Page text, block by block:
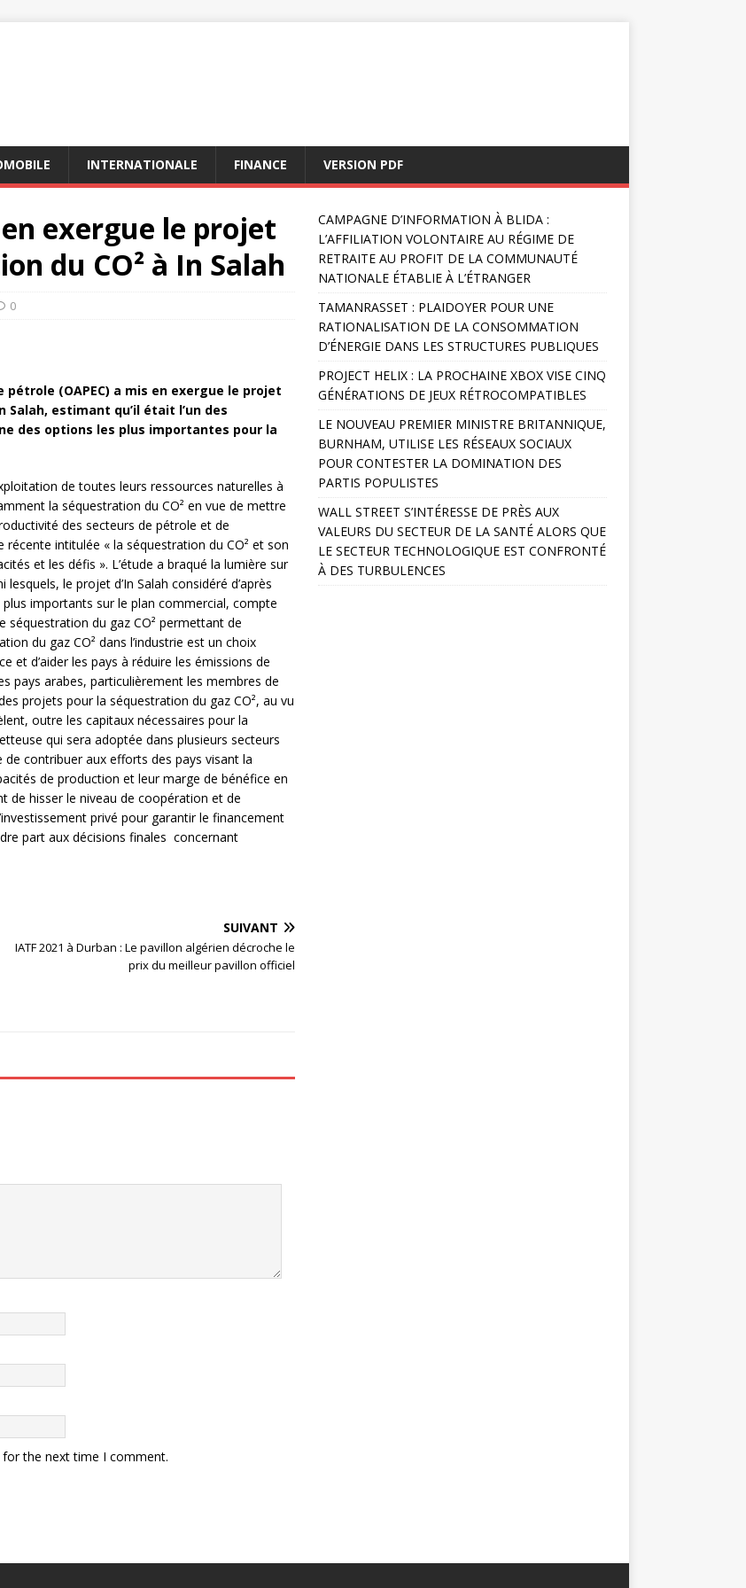
INTERNATIONALE FINANCE VERSION PDF
en exergue le projet
du CO² à In Salah
0
(OAPEC) a mis en exergue le projet
Salah, estimant qu’il était l’un des
des options les plus importantes pour la
de toutes leurs ressources naturelles à
la séquestration du CO² en vue de mettre
des secteurs de pétrole et de
récente intitulée « la séquestration du CO² et son
et les défis ». L’étude a braqué la lumière sur
le projet d’In Salah considéré d’après
plus importants sur le plan commercial, compte
du gaz CO² permettant de
du gaz CO² dans l’industrie est un choix
d’aider les pays à réduire les émissions de
pays arabes, particulièrement les membres de
projets pour la séquestration du gaz CO², au vu
outre les capitaux nécessaires pour la
qui sera adoptée dans plusieurs secteurs
contribuer aux efforts des pays visant la
de production et leur marge de bénéfice en
de hisser le niveau de coopération et de
privé pour garantir le financement
part aux décisions finales concernant
SUIVANT
IATF 2021 à Durban : Le pavillon algérien décroche le
prix du meilleur pavillon officiel
the next time I comment.
CAMPAGNE D’INFORMATION À BLIDA :
L’AFFILIATION VOLONTAIRE AU RÉGIME DE
RETRAITE AU PROFIT DE LA COMMUNAUTÉ
NATIONALE ÉTABLIE À L’ÉTRANGER
TAMANRASSET : PLAIDOYER POUR UNE
RATIONALISATION DE LA CONSOMMATION
D’ÉNERGIE DANS LES STRUCTURES PUBLIQUES
PROJECT HELIX : LA PROCHAINE XBOX VISE CINQ
GÉNÉRATIONS DE JEUX RÉTROCOMPATIBLES
LE NOUVEAU PREMIER MINISTRE BRITANNIQUE,
BURNHAM, UTILISE LES RÉSEAUX SOCIAUX
POUR CONTESTER LA DOMINATION DES
PARTIS POPULISTES
WALL STREET S’INTÉRESSE DE PRÈS AUX
VALEURS DU SECTEUR DE LA SANTÉ ALORS QUE
LE SECTEUR TECHNOLOGIQUE EST CONFRONTÉ
À DES TURBULENCES